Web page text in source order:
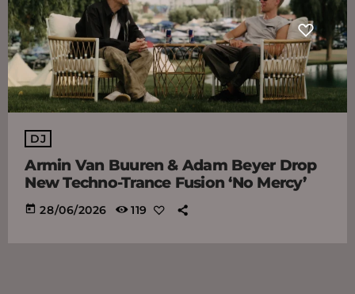
DJ
Armin Van Buuren & Adam Beyer Drop
New Techno-Trance Fusion ‘No Mercy’
today 28/06/2026 119